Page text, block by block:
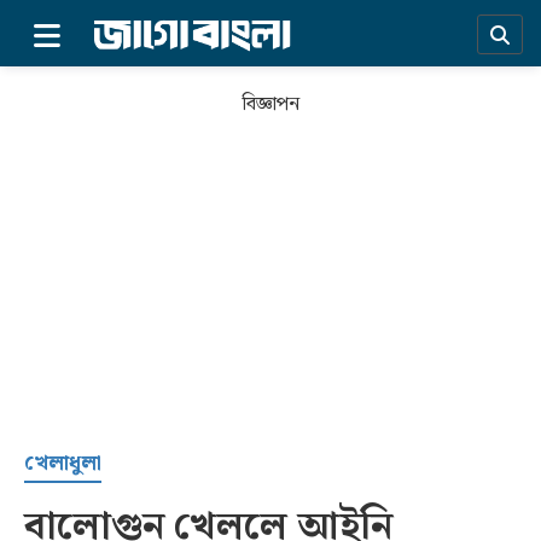
সর্বশেষ
বিজ্ঞাপন
খেলাধুলা
বালোগুন খেললে আইনি